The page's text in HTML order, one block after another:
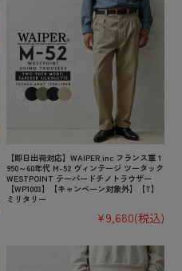
【即日出荷対応】WAIPER.inc フランス軍 1
950～60年代 M-52 ヴィンテージ ツータック
WESTPOINT テーパードチノトラウザー
【WP1003】【キャンペーン対象外】【T】
ミリタリー
¥9,680(税込)